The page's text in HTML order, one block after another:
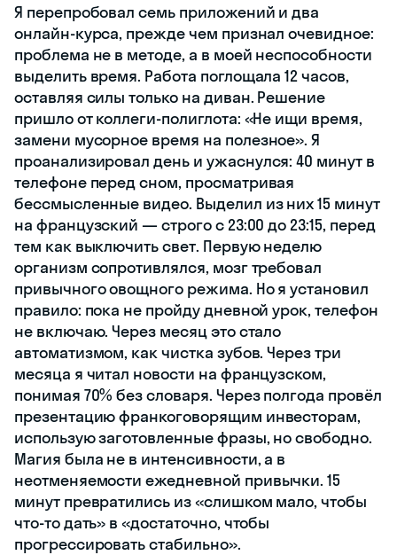
Я перепробовал семь приложений и два
онлайн-курса, прежде чем признал очевидное:
проблема не в методе, а в моей неспособности
выделить время. Работа поглощала 12 часов,
оставляя силы только на диван. Решение
пришло от коллеги-полиглота: «Не ищи время,
замени мусорное время на полезное». Я
проанализировал день и ужаснулся: 40 минут в
телефоне перед сном, просматривая
бессмысленные видео. Выделил из них 15 минут
на французский — строго с 23:00 до 23:15, перед
тем как выключить свет. Первую неделю
организм сопротивлялся, мозг требовал
привычного овощного режима. Но я установил
правило: пока не пройду дневной урок, телефон
не включаю. Через месяц это стало
автоматизмом, как чистка зубов. Через три
месяца я читал новости на французском,
понимая 70% без словаря. Через полгода провёл
презентацию франкоговорящим инвесторам,
использую заготовленные фразы, но свободно.
Магия была не в интенсивности, а в
неотменяемости ежедневной привычки. 15
минут превратились из «слишком мало, чтобы
что-то дать» в «достаточно, чтобы
прогрессировать стабильно».